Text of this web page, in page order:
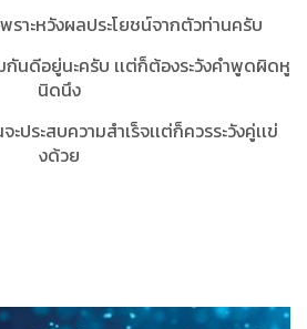
ราะหวังผลประโยชน์จากตัวท่านครับ
กันดีอยู่นะครับ เเต่ก็ต้องระวังคำพูดผิดหู
นิดนึง
ะประสบความสำเร็จเเต่ก็ควรระวังคู่เเข่
งด้วย